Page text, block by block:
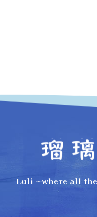
Luli 〜where all